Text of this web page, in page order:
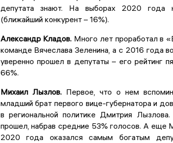
депутата знают. На выборах 2020 года
(ближайший конкурент – 16%).
Александр Кладов. Много лет проработал в
команде Вячеслава Зеленина, а с 2016 года
уверенно прошел в депутаты – его рейтинг
66%.
Михаил Лызлов.Первое, что о нем
младший брат первого вице-губернатора и
в региональной политике Дмитрия
прошел, набрав средние 53% голосов. А еще
2020 года оказался самым богатым